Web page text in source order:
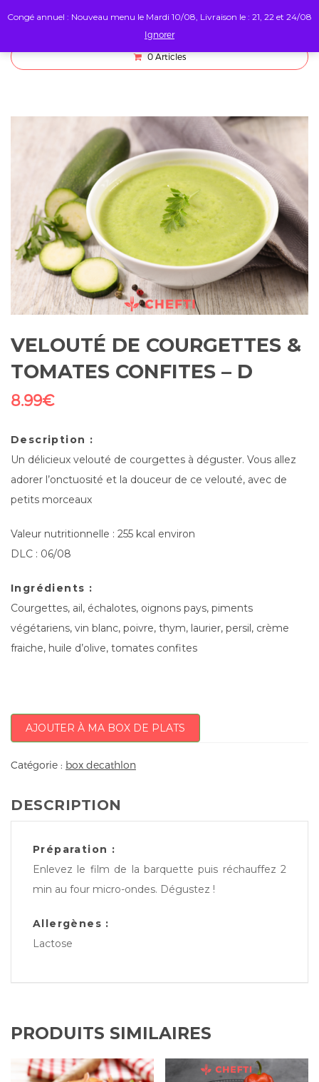
0 Articles
VELOUTÉ DE COURGETTES &
TOMATES CONFITES – D
8.99€
Description :
Un délicieux velouté de courgettes à déguster. Vous allez
adorer l’onctuosité et la douceur de ce velouté, avec de
petits morceaux
Valeur nutritionnelle : 255 kcal environ
DLC : 06/08
Ingrédients :
Courgettes, ail, échalotes, oignons pays, piments
végétariens, vin blanc, poivre, thym, laurier, persil, crème
fraiche, huile d’olive, tomates confites
AJOUTER À MA BOX DE PLATS
Catégorie : box decathlon
DESCRIPTION
Préparation :
Enlevez le film de la barquette puis réchauffez 2
min au four micro-ondes. Dégustez !
Allergènes :
Lactose
PRODUITS SIMILAIRES
Congé annuel : Nouveau menu le Mardi 10/08, Livraison le : 21, 22 et 24/08
Ignorer